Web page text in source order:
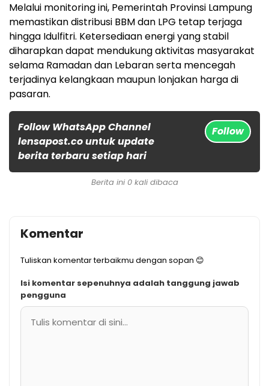
Melalui monitoring ini, Pemerintah Provinsi Lampung
memastikan distribusi BBM dan LPG tetap terjaga
hingga Idulfitri. Ketersediaan energi yang stabil
diharapkan dapat mendukung aktivitas masyarakat
selama Ramadan dan Lebaran serta mencegah
terjadinya kelangkaan maupun lonjakan harga di
pasaran.
Follow WhatsApp Channel
lensapost.co untuk update
berita terbaru setiap hari
Follow
Berita ini 0 kali dibaca
Komentar
Tuliskan komentar terbaikmu dengan sopan 😊
Isi komentar sepenuhnya adalah tanggung jawab
pengguna